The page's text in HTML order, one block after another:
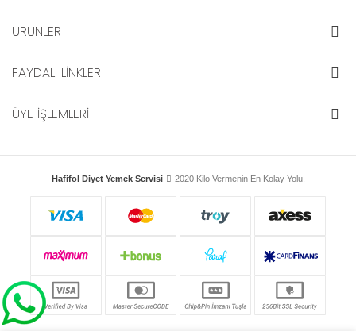
ÜRÜNLER
FAYDALI LİNKLER
ÜYE İŞLEMLERİ
Hafifol Diyet Yemek Servisi 2020 Kilo Vermenin En Kolay Yolu.